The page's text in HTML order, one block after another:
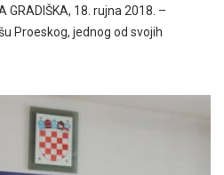
GRADIŠKA, 18. rujna 2018. –
Proeskog, jednog od svojih